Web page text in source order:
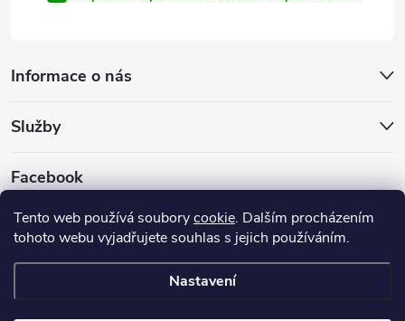
Tento web používá souborycookie. Dalším procházením
tohoto webu vyjadřujete souhlas s jejich používáním.
Nastavení
Informace o nás
Služby
Facebook